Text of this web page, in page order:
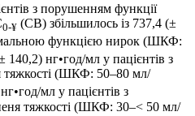
з порушенням функції
0-¥ (СВ) збільшилось із 737,4 (±
функцією нирок (ШКФ:
140,2) нг•год/мл у пацієнтів з
тяжкості (ШКФ: 50–80 мл/
мл у пацієнтів з
тяжкості (ШКФ: 30–< 50 мл/